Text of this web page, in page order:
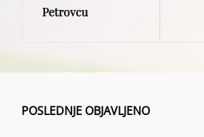
Petrovcu
POSLEDNJE OBJAVLJENO